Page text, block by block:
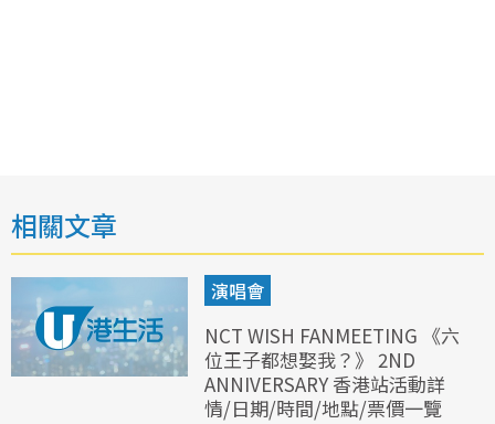
相關文章
演唱會
NCT WISH FANMEETING 《六
位王子都想娶我？》 2ND
ANNIVERSARY 香港站活動詳
情/日期/時間/地點/票價一覽